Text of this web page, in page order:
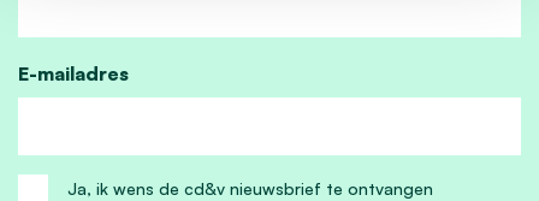
E-mailadres
Ja, ik wens de cd&v nieuwsbrief te ontvangen